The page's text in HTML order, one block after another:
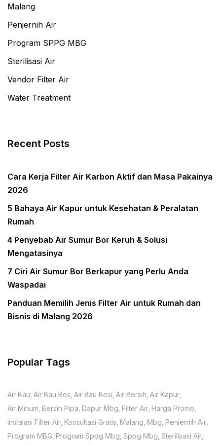
Malang
Penjernih Air
Program SPPG MBG
Sterilisasi Air
Vendor Filter Air
Water Treatment
Recent Posts
Cara Kerja Filter Air Karbon Aktif dan Masa Pakainya
2026
5 Bahaya Air Kapur untuk Kesehatan & Peralatan
Rumah
4 Penyebab Air Sumur Bor Keruh & Solusi
Mengatasinya
7 Ciri Air Sumur Bor Berkapur yang Perlu Anda
Waspadai
Panduan Memilih Jenis Filter Air untuk Rumah dan
Bisnis di Malang 2026
Popular Tags
Air Bau Air Bau Bes Air Bau Besi Air Bersih Air Kapur
Air Minum Bersih Pipa Dapur Mbg Filter Air Harga Promo
Instalasi Filter Air Konsultasi Gratis Malang Mbg Penjernih Air
Program MBG Program Sppg Mbg Sppg Mbg Sterilisasi Air